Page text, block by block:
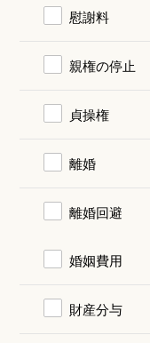
慰謝料
親権の停止
貞操権
離婚
離婚回避
婚姻費用
財産分与